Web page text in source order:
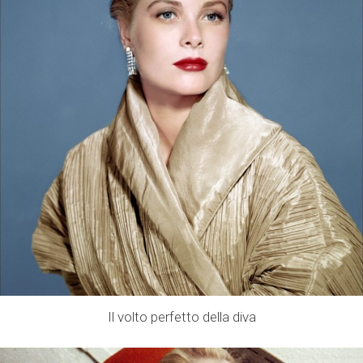
Il volto perfetto della diva